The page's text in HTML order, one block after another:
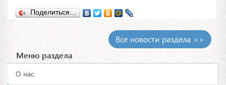
Поделиться…
Все новости раздела >>
Меню раздела
О нас